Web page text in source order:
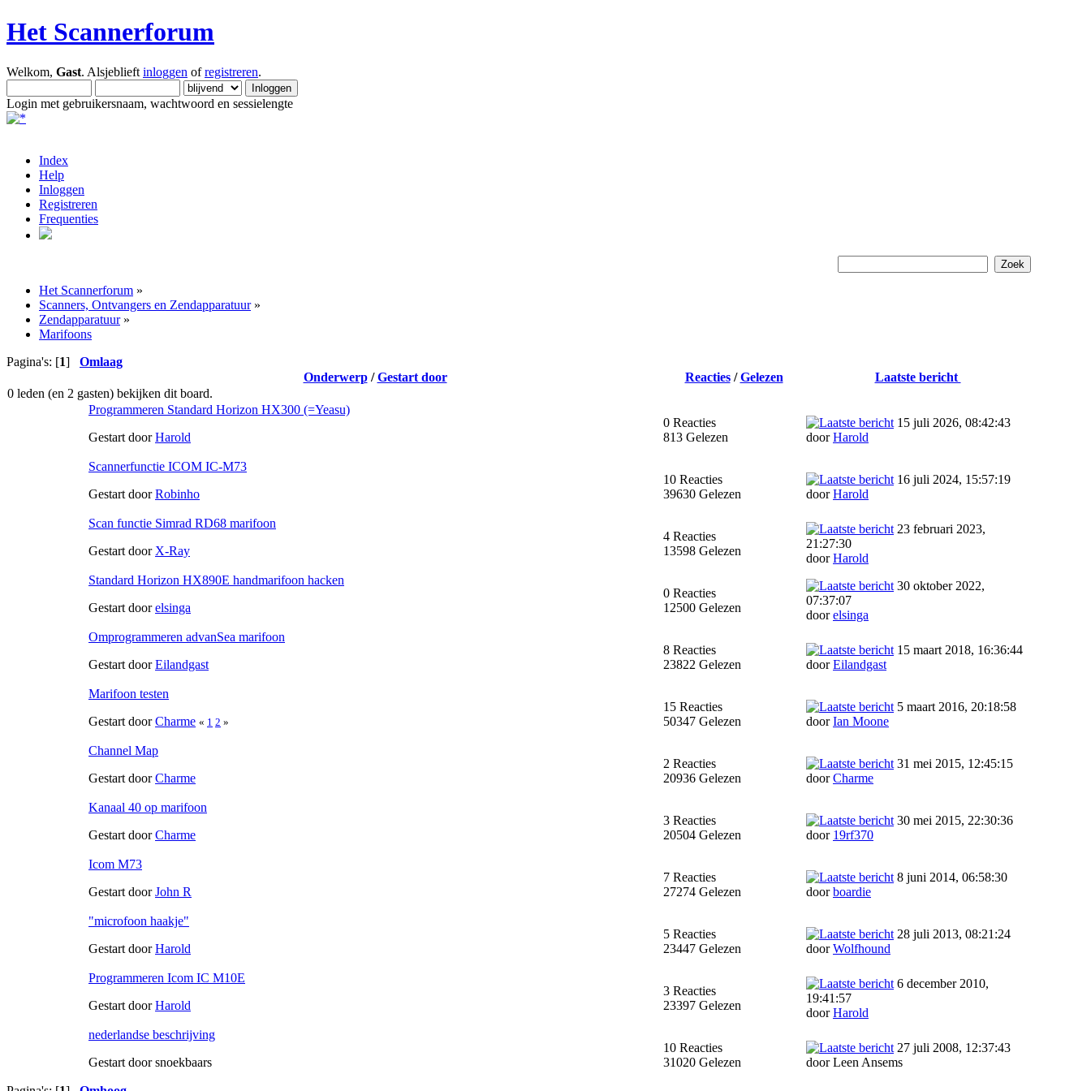
Het Scannerforum
Welkom, Gast. Alsjeblieft inloggen ofregistreren.
Login met gebruikersnaam, wachtwoord en sessielengte
Index
Help
Inloggen
Registreren
Frequenties
Het Scannerforum »
Scanners, Ontvangers en Zendapparatuur»
Zendapparatuur»
Marifoons
Pagina's: [1] Omlaag
Onderwerp/Gestart door Reacties/Gelezen
Laatste bericht
0 leden (en 2 gasten) bekijken dit board.
Programmeren Standard Horizon HX300 (=Yeasu)
Gestart doorHarold
0 Reacties
813 Gelezen
15 juli 2026, 08:42:43
doorHarold
Scannerfunctie ICOM IC-M73
Gestart doorRobinho
10 Reacties
39630 Gelezen
16 juli 2024, 15:57:19
doorHarold
Scan functie Simrad RD68 marifoon
Gestart door X-Ray
4 Reacties
13598 Gelezen
23 februari 2023,
21:27:30
doorHarold
Standard Horizon HX890E handmarifoon hacken
Gestart doorelsinga
0 Reacties
12500 Gelezen
30 oktober 2022,
07:37:07
doorelsinga
Omprogrammeren advanSea marifoon
Gestart doorEilandgast
8 Reacties
23822 Gelezen
15 maart 2018, 16:36:44
doorEilandgast
Marifoon testen
Gestart doorCharme « 1 2 »
15 Reacties
50347 Gelezen
5 maart 2016, 20:18:58
doorIan Moone
Channel Map
Gestart doorCharme
2 Reacties
20936 Gelezen
31 mei 2015, 12:45:15
doorCharme
Kanaal 40 op marifoon
Gestart doorCharme
3 Reacties
20504 Gelezen
30 mei 2015, 22:30:36
door 19rf370
Icom M73
Gestart doorJohn R
7 Reacties
27274 Gelezen
8 juni 2014, 06:58:30
doorboardie
"microfoon haakje"
Gestart doorHarold
5 Reacties
23447 Gelezen
28 juli 2013, 08:21:24
doorWolfhound
Programmeren Icom IC M10E
Gestart doorHarold
3 Reacties
23397 Gelezen
6 december 2010,
19:41:57
doorHarold
nederlandse beschrijving
Gestart door snoekbaars
10 Reacties
31020 Gelezen
27 juli 2008, 12:37:43
door Leen Ansems